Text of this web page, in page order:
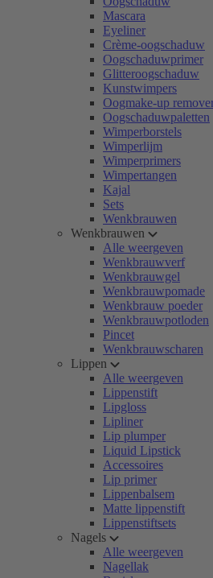
Mascara
Eyeliner
Crème-oogschaduw
Oogschaduwprimer
Glitteroogschaduw
Kunstwimpers
Oogmake-up
Oogschaduwpaletten
Wimperborstels
Wimperlijm
Wimperprimers
Wimpertangen
Kajal
Sets
Wenkbrauwen
Wenkbrauwen
Alle weergeven
Wenkbrauwverf
Wenkbrauwgel
Wenkbrauwpomade
Wenkbrauw poeder
Wenkbrauwpotloden
Pincet
Wenkbrauwscharen
Lippen
Alle weergeven
Lippenstift
Lipgloss
Lipliner
Lip plumper
Liquid Lipstick
Accessoires
Lip primer
Lippenbalsem
Matte lippenstift
Lippenstiftsets
Nagels
Alle weergeven
Nagellak